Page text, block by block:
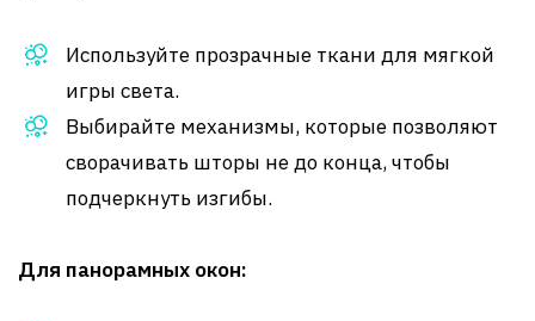
Используйте прозрачные ткани для мягкой
игры света.
Выбирайте механизмы, которые позволяют
сворачивать шторы не до конца, чтобы
подчеркнуть изгибы.
Для панорамных окон: